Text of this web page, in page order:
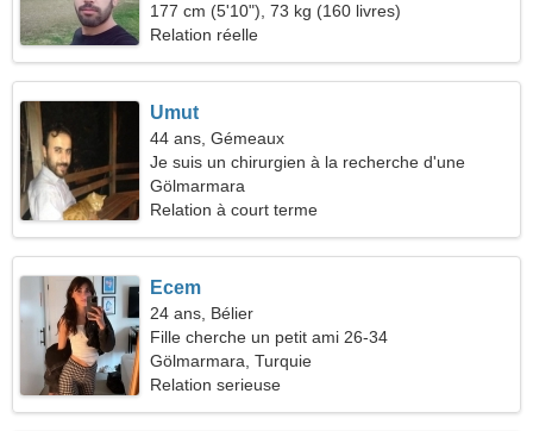
177 cm (5'10"), 73 kg (160 livres)
Relation réelle
Umut
44 ans, Gémeaux
Je suis un chirurgien à la recherche d'une
femme pleine d'esprit
Gölmarmara
Relation à court terme
Ecem
24 ans, Bélier
Fille cherche un petit ami 26-34
Gölmarmara, Turquie
Relation serieuse